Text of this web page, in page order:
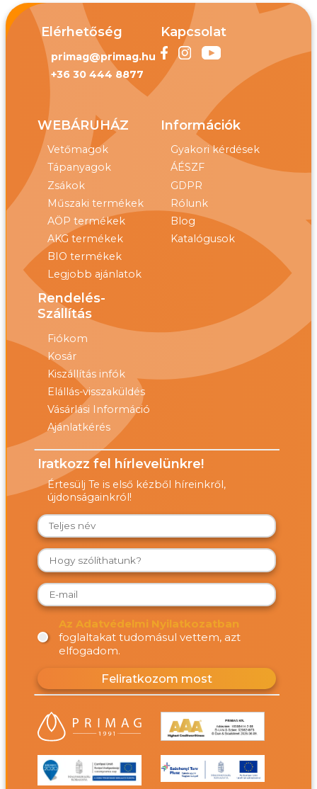
Elérhetőség
primag@primag.hu
+36 30 444 8877
Kapcsolat
WEBÁRUHÁZ
Vetőmagok
Tápanyagok
Zsákok
Műszaki termékek
AÖP termékek
AKG termékek
BIO termékek
Legjobb ajánlatok
Információk
Gyakori kérdések
ÁÉSZF
GDPR
Rólunk
Blog
Katalógusok
Rendelés-
Szállítás
Fiókom
Kosár
Kiszállítás infók
Elállás-visszaküldés
Vásárlási Információ
Ajánlatkérés
Iratkozz fel hírlevelünkre!
Értesülj Te is első kézből híreinkről,
újdonságainkról!
Az Adatvédelmi Nyilatkozatban
foglaltakat tudomásul vettem, azt
elfogadom.
Feliratkozom most